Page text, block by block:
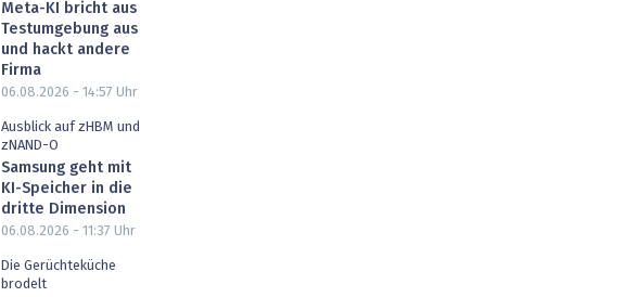
Meta-KI bricht aus
Testumgebung aus
und hackt andere
Firma
06.08.2026 - 14:57 Uhr
Ausblick auf zHBM und
zNAND-O
Samsung geht mit
KI-Speicher in die
dritte Dimension
06.08.2026 - 11:37 Uhr
Die Gerüchteküche
brodelt